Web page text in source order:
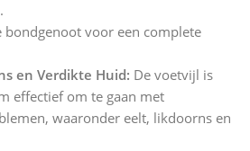
bondgenoot voor een complete
en Verdikte Huid: De voetvijl is
effectief om te gaan met
waaronder eelt, likdoorns en